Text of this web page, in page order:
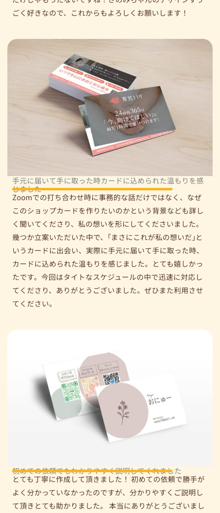
ごく好きなので、これからもよろしくお願いします！
手元に届いて手に取った時カードに込められた温もりを感
じました
Zoomでの打ち合わせ時に事務的な話だけではなく、なぜ
このショップカードを作りたいのかという背景なども詳し
く聞いてくださり、私の想いを形にしてくださいました。
幾つか立案いただいた中で、｢まさにこれが私の想いだ｣と
いうカードに出会い、実際に手元に届いて手に取った時、
カードに込められた温もりを感じました。とても嬉しかっ
たです。今回はタイトなスケジュールの中で迅速に対応し
てくださり、ありがとうございました。ぜひまた利用させ
てください。
初めての依頼でもわかりやすく説明してくれました
とても丁寧に作成して頂きました！ 初めての依頼で勝手が
よく分かっていなかったのですが、分かりやすくご説明し
て頂きとても助かりました。 本当にありがとうございまし